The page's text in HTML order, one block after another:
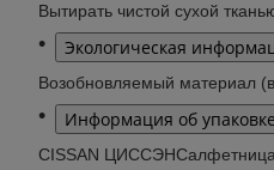
Вытирать чистой сухой
Экологическая
Возобновляемый материал
Информация об упаковке
CISSAN